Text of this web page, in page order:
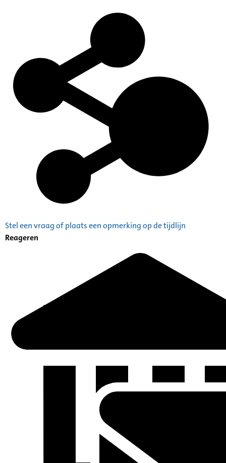
Stel een vraag of plaats een opmerking op de tijdlijn
Reageren